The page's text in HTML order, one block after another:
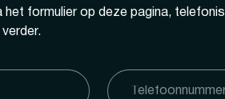
het formulier op deze pagina,